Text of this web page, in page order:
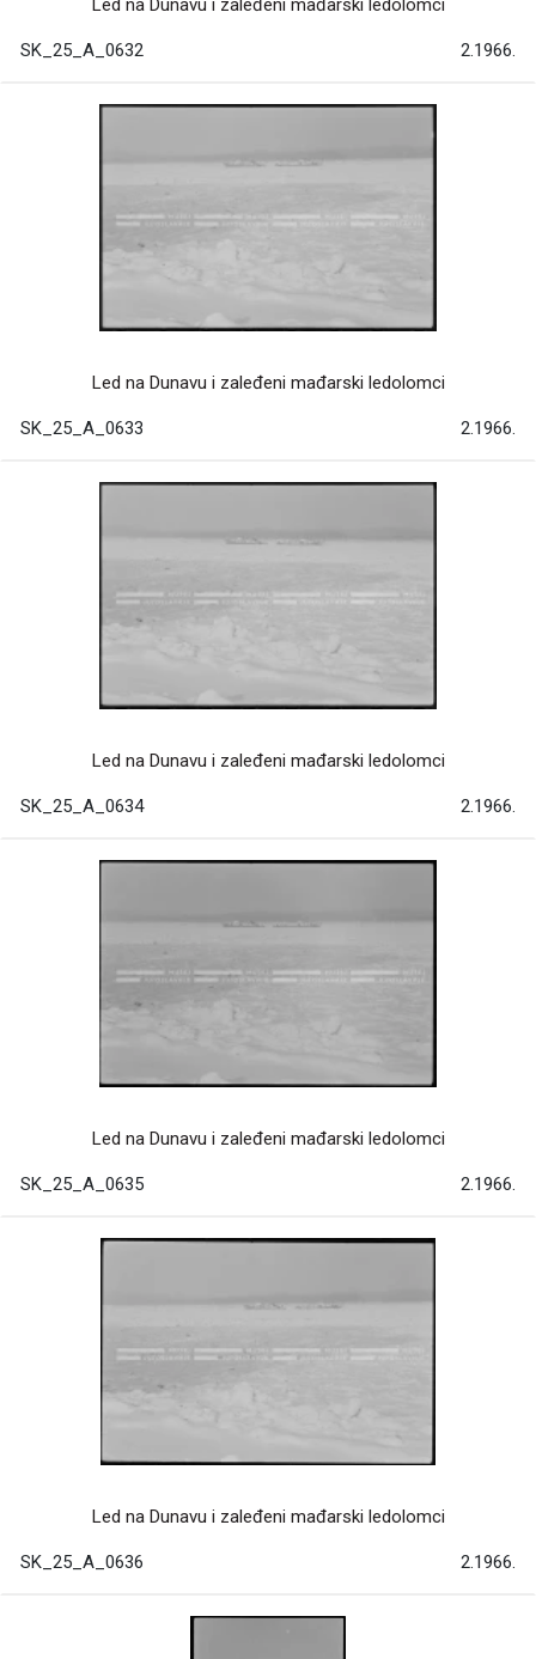
Led na Dunavu i zaleđeni mađarski ledolomci
SK_25_A_0632 2.1966.
Led na Dunavu i zaleđeni mađarski ledolomci
SK_25_A_0633 2.1966.
Led na Dunavu i zaleđeni mađarski ledolomci
SK_25_A_0634 2.1966.
Led na Dunavu i zaleđeni mađarski ledolomci
SK_25_A_0635 2.1966.
Led na Dunavu i zaleđeni mađarski ledolomci
SK_25_A_0636 2.1966.